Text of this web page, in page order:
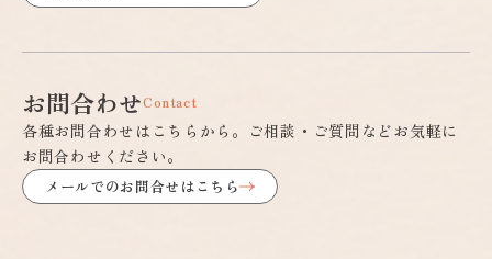
お問合わせContact
各種お問合わせはこちらから。ご相談・ご質問などお気軽に
お問合わせください。
メールでのお問合せはこちら